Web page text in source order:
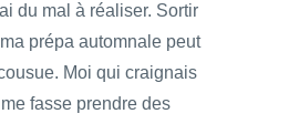
du mal à réaliser. Sortir
prépa automnale peut
Moi qui craignais
fasse prendre des